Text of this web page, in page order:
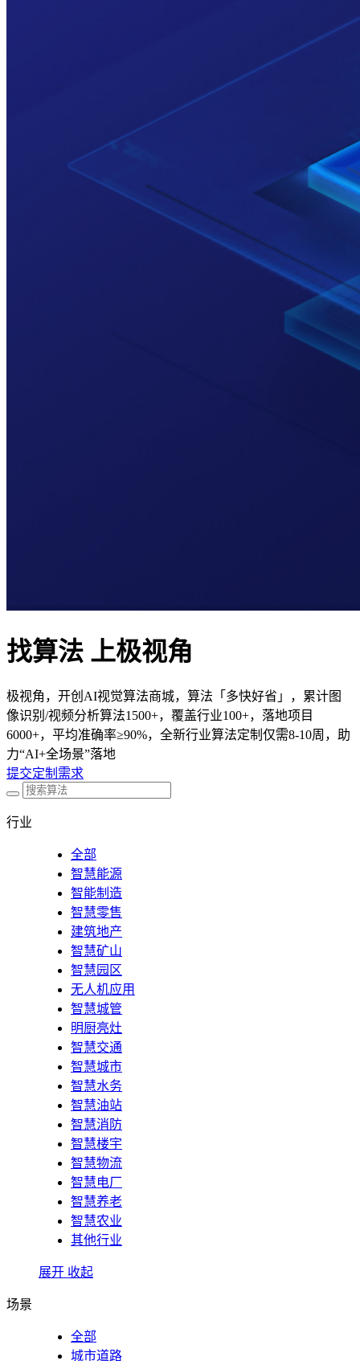
找算法 上极视角
极视角，开创AI视觉算法商城，算法「多快好省」，累计图
像识别/视频分析算法1500+，覆盖行业100+，落地项目
6000+，平均准确率≥90%，全新行业算法定制仅需8-10周，助
力“AI+全场景”落地
提交定制需求
行业
全部
智慧能源
智能制造
智慧零售
建筑地产
智慧矿山
智慧园区
无人机应用
智慧城管
明厨亮灶
智慧交通
智慧城市
智慧水务
智慧油站
智慧消防
智慧楼宇
智慧物流
智慧电厂
智慧养老
智慧农业
其他行业
展开 收起
场景
全部
城市道路